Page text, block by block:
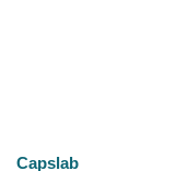
Capslab